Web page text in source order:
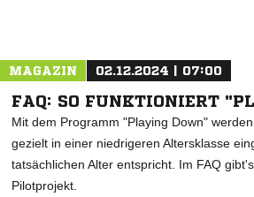
MAGAZIN 02.12.2024 | 07:00
FAQ: SO FUNKTIONIERT
Mit dem Programm "Playing Down"
gezielt in einer niedrigeren Altersklasse
tatsächlichen Alter entspricht. Im FAQ
Pilotprojekt.